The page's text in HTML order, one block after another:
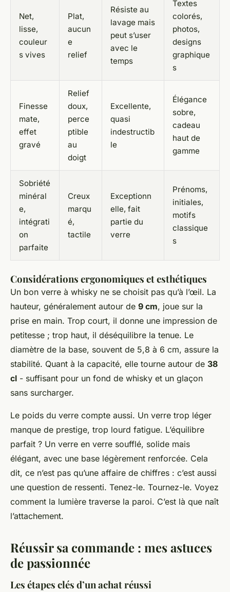
Net,
lisse,
couleur
s vives
Plat,
aucun
e
relief
Résiste au
lavage mais
peut s’user
avec le
temps
Textes
colorés,
photos,
designs
graphique
s
Finesse
mate,
effet
gravé
Relief
doux,
perce
ptible
au
doigt
Excellente,
quasi
indestructib
le
Élégance
sobre,
cadeau
haut de
gamme
Sobriété
minéral
e,
intégrati
on
parfaite
Creux
marqu
é,
tactile
Exceptionn
elle, fait
partie du
verre
Prénoms,
initiales,
motifs
classique
s
Considérations ergonomiques et esthétiques
Un bon verre à whisky ne se choisit pas qu’à l’œil. La
hauteur, généralement autour de 9 cm, joue sur la
prise en main. Trop court, il donne une impression de
petitesse ; trop haut, il déséquilibre la tenue. Le
diamètre de la base, souvent de 5,8 à 6 cm, assure la
stabilité. Quant à la capacité, elle tourne autour de 38
cl - suffisant pour un fond de whisky et un glaçon
sans surcharger.
Le poids du verre compte aussi. Un verre trop léger
manque de prestige, trop lourd fatigue. L’équilibre
parfait ? Un verre en verre soufflé, solide mais
élégant, avec une base légèrement renforcée. Cela
dit, ce n’est pas qu’une affaire de chiffres : c’est aussi
une question de ressenti. Tenez-le. Tournez-le. Voyez
comment la lumière traverse la paroi. C’est là que naît
l’attachement.
Réussir sa commande : mes astuces
de passionnée
Les étapes clés d’un achat réussi